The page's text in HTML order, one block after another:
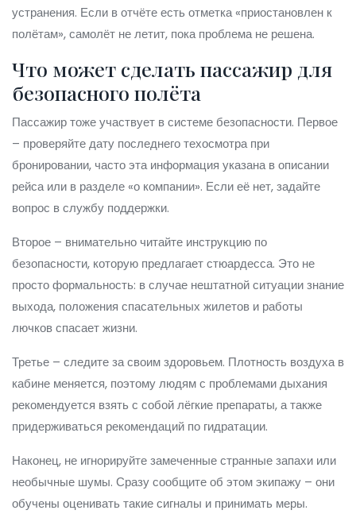
устранения. Если в отчёте есть отметка «приостановлен к
полётам», самолёт не летит, пока проблема не решена.
Что может сделать пассажир для
безопасного полёта
Пассажир тоже участвует в системе безопасности. Первое
– проверяйте дату последнего техосмотра при
бронировании, часто эта информация указана в описании
рейса или в разделе «о компании». Если её нет, задайте
вопрос в службу поддержки.
Второе – внимательно читайте инструкцию по
безопасности, которую предлагает стюардесса. Это не
просто формальность: в случае нештатной ситуации знание
выхода, положения спасательных жилетов и работы
лючков спасает жизни.
Третье – следите за своим здоровьем. Плотность воздуха в
кабине меняется, поэтому людям с проблемами дыхания
рекомендуется взять с собой лёгкие препараты, а также
придерживаться рекомендаций по гидратации.
Наконец, не игнорируйте замеченные странные запахи или
необычные шумы. Сразу сообщите об этом экипажу – они
обучены оценивать такие сигналы и принимать меры.